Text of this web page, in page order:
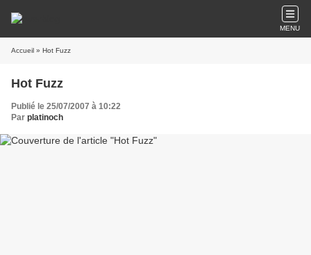
MENU
Accueil » Hot Fuzz
Hot Fuzz
Publié le 25/07/2007 à 10:22
Par platinoch